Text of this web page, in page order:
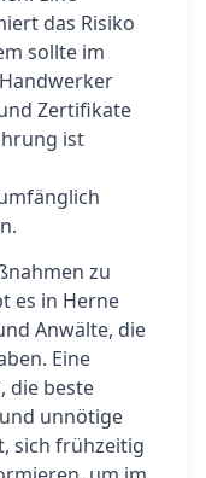
das Risiko
sollte im
Zertifikate
ist
zu
es in Herne
Anwälte, die
Eine
die beste
unnötige
sich frühzeitig